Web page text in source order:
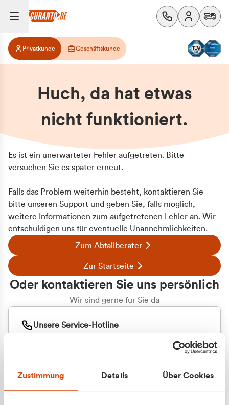
Zustimmung Details Über Cookies
Privatkunde Geschäftskunde
Huch, da hat etwas
nicht funktioniert.
Es ist ein unerwarteter Fehler aufgetreten. Bitte
versuchen Sie es später erneut.
Falls das Problem weiterhin besteht, kontaktieren Sie
bitte unseren Support und geben Sie, falls möglich,
weitere Informationen zum aufgetretenen Fehler an. Wir
entschuldigen uns für eventuelle Unannehmlichkeiten.
Zum Abfallberater
Zur Startseite
Oder kontaktieren Sie uns persönlich
Wir sind gerne für Sie da
Unsere Service-Hotline
+49 177 8376058